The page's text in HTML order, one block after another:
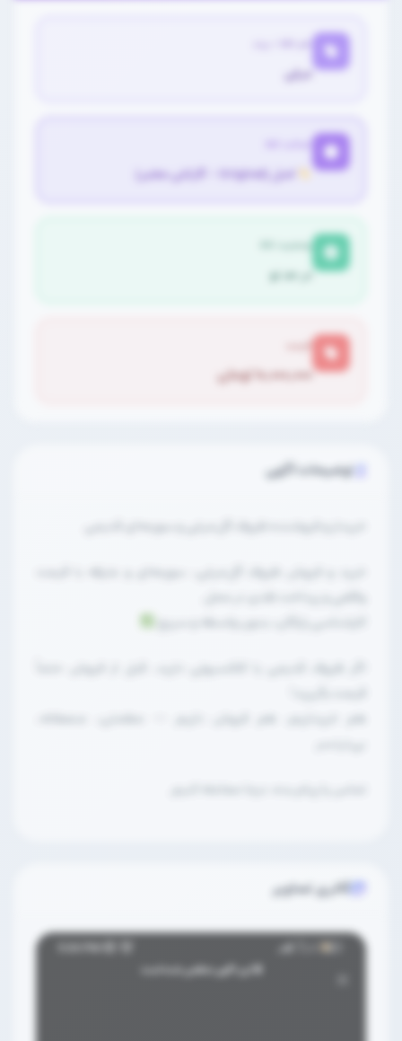
مرغی
اصل (Original - گارانتی معتبر)
در حد نو
۱۰,۰۰۰,۰۰۰ تومان
توضیحات آگهی
خریدار و فروشنده ظروف گل‌مرغی و سورمه‌ای قدیمی
خرید و فروش ظروف گل‌مرغی، سورمه‌ای و عتیقه با قیمت
کارشناسی رایگان، بدون واسطه و سریع
اگر ظروف قدیمی یا کلکسیونی دارید، قبل از فروش حتماً
هم خریداریم، هم فروش داریم — مطمئن، منصفانه،
تماس یا پیام بده، درجا معامله کنیم.
گالری تصاویر